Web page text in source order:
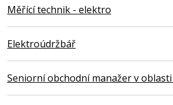
Měřící technik - elektro
Elektroúdržbář
Seniorní obchodní manažer v